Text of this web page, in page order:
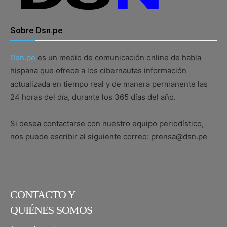
Sobre Dsn.pe
Dsn.pe es un medio de comunicación online de habla
hispana que ofrece a los cibernautas información
actualizada en tiempo real y de manera permanente las
24 horas del día, durante los 365 días del año.
Si desea contactarse con nuestro equipo periodístico,
nos puede escribir al siguiente correo: prensa@dsn.pe
CONTACTO Y
QUIÉNES SOMOS